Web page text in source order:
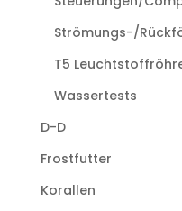
Strömungs-/
T5
Wassertests
D-D
Frostfutter
Korallen